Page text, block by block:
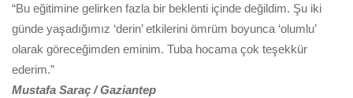
“Bu eğitimine gelirken fazla bir beklenti içinde değildim. Şu iki
günde yaşadığımız ‘derin’ etkilerini ömrüm boyunca ‘olumlu’
olarak göreceğimden eminim. Tuba hocama çok teşekkür
ederim.”
Mustafa Saraç / Gaziantep